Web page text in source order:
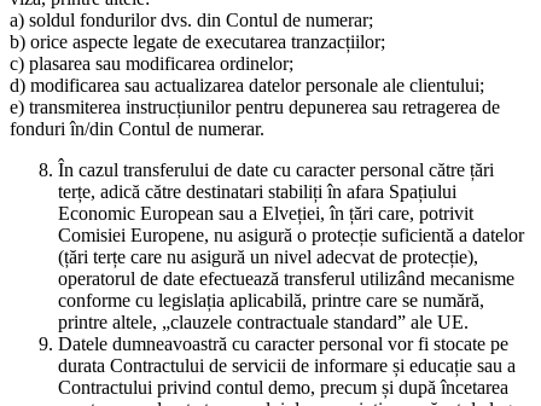
a) soldul fondurilor dvs. din Contul de numerar;
b) orice aspecte legate de executarea tranzacțiilor;
c) plasarea sau modificarea ordinelor;
d) modificarea sau actualizarea datelor personale ale clientului;
e) transmiterea instrucțiunilor pentru depunerea sau retragerea de
fonduri în/din Contul de numerar.
În cazul transferului de date cu caracter personal către țări
terțe, adică către destinatari stabiliți în afara Spațiului
Economic European sau a Elveției, în țări care, potrivit
Comisiei Europene, nu asigură o protecție suficientă a datelor
(țări terțe care nu asigură un nivel adecvat de protecție),
operatorul de date efectuează transferul utilizând mecanisme
conforme cu legislația aplicabilă, printre care se numără,
printre altele, „clauzele contractuale standard” ale UE.
Datele dumneavoastră cu caracter personal vor fi stocate pe
durata Contractului de servicii de informare și educație sau a
Contractului privind contul demo, precum și după încetarea